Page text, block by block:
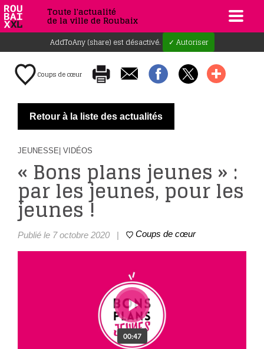
Toute l'actualité
de la ville de Roubaix
AddToAny (share) est désactivé. ✓ Autoriser
Coups de cœur
Retour à la liste des actualités
JEUNESSE | VIDÉOS
« Bons plans jeunes » :
par les jeunes, pour les
jeunes !
Publié le 7 octobre 2020 | Coups de cœur